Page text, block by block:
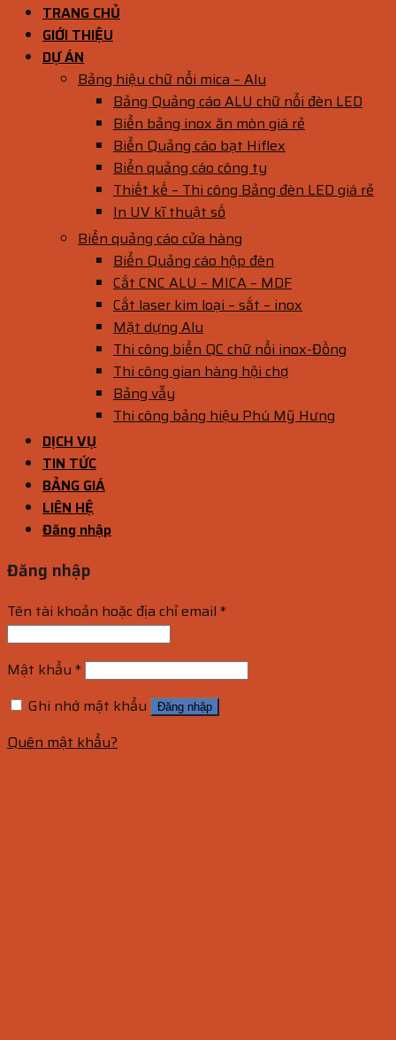
TRANG CHỦ
GIỚI THIỆU
DỰ ÁN
Bảng hiệu chữ nổi mica – Alu
Bảng Quảng cáo ALU chữ nổi đèn LED
Biển bảng inox ăn mòn giá rẻ
Biển Quảng cáo bạt Hiflex
Biển quảng cáo công ty
Thiết kế – Thi công Bảng đèn LED giá rẻ
In UV kĩ thuật số
Biển quảng cáo cửa hàng
Biển Quảng cáo hộp đèn
Cắt CNC ALU – MICA – MDF
Cắt laser kim loại – sắt – inox
Mặt dựng Alu
Thi công biển QC chữ nổi inox-Đồng
Thi công gian hàng hội chợ
Bảng vẫy
Thi công bảng hiệu Phú Mỹ Hưng
DỊCH VỤ
TIN TỨC
BẢNG GIÁ
LIÊN HỆ
Đăng nhập
Đăng nhập
Tên tài khoản hoặc địa chỉ email *
Mật khẩu *
Ghi nhớ mật khẩu
Đăng nhập
Quên mật khẩu?